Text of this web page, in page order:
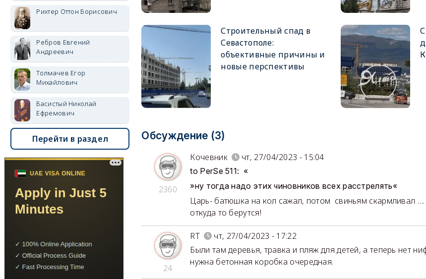
Строительный спад в
Севастополе:
объективные причины и
новые перспективы
Обсуждение (3)
2360
Кочевник чт, 27/04/2023 - 15:04
to PerSe 511: «
»ну тогда надо этих чиновников всех расстрелять«
Царь- батюшка на кол сажал, потом свиньям скармливал
откуда то берутся!
24
RT
чт, 27/04/2023 - 17:22
Были там деревья, травка и пляж для детей, а теперь нет
нужна бетонная коробка очередная.
Рихтер Оттон Борисович
Ребров Евгений
Андреевич
Толмачев Егор
Михайлович
Басистый Николай
Ефремович
Перейти в раздел